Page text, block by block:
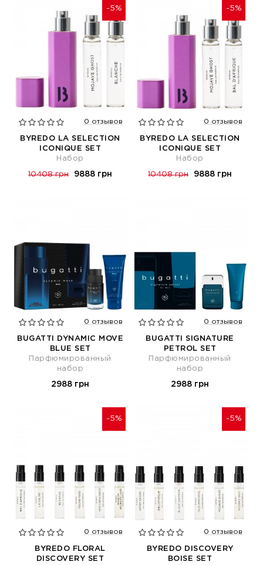
-5%
0 отзывов
BYREDO LA SELECTION
ICONIQUE SET
Набор
10408 грн 9888 грн
-5%
0 отзывов
BYREDO LA SELECTION
ICONIQUE SET
Набор
10408 грн 9888 грн
0 отзывов
BUGATTI DYNAMIC MOVE
BLUE SET
Парфюмированный
набор
2988 грн
0 отзывов
BUGATTI SIGNATURE
PETROL SET
Парфюмированный
набор
2988 грн
-5%
0 отзывов
BYREDO FLORAL
DISCOVERY SET
-5%
0 отзывов
BYREDO DISCOVERY
BOISE SET